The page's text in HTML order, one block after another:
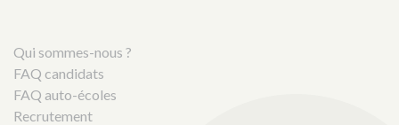
Qui sommes-nous ?
FAQ candidats
FAQ auto-écoles
Recrutement